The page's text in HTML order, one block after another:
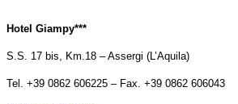
Hotel Giampy***
S.S. 17 bis, Km.18 – Assergi (L’Aquila)
Tel. +39 0862 606225 – Fax. +39 0862 606043